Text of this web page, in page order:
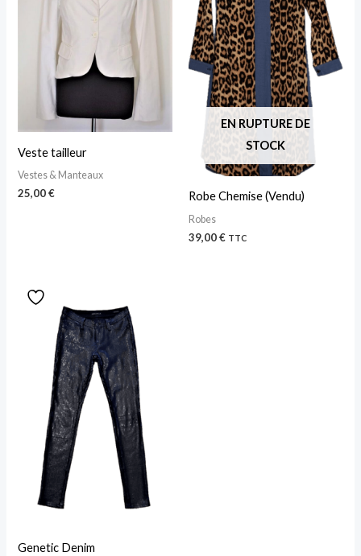
Veste tailleur
Vestes & Manteaux
25,00€
EN RUPTURE DE
STOCK
Robe Chemise (Vendu)
Robes
39,00€ TTC
Genetic Denim